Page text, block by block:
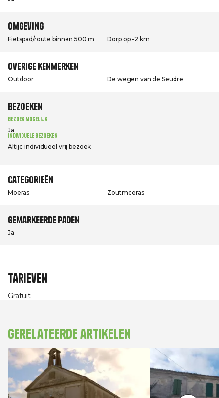
Omgeving
Fietspad/route binnen 500 m Dorp op -2 km
Overige kenmerken
Outdoor De wegen van de Seudre
Bezoeken
Bezoek mogelijk
Ja
Individuele bezoeken
Altijd individueel vrij bezoek
Categorieën
Moeras Zoutmoeras
Gemarkeerde paden
Ja
Tarieven
Gratuit
Gerelateerde artikelen